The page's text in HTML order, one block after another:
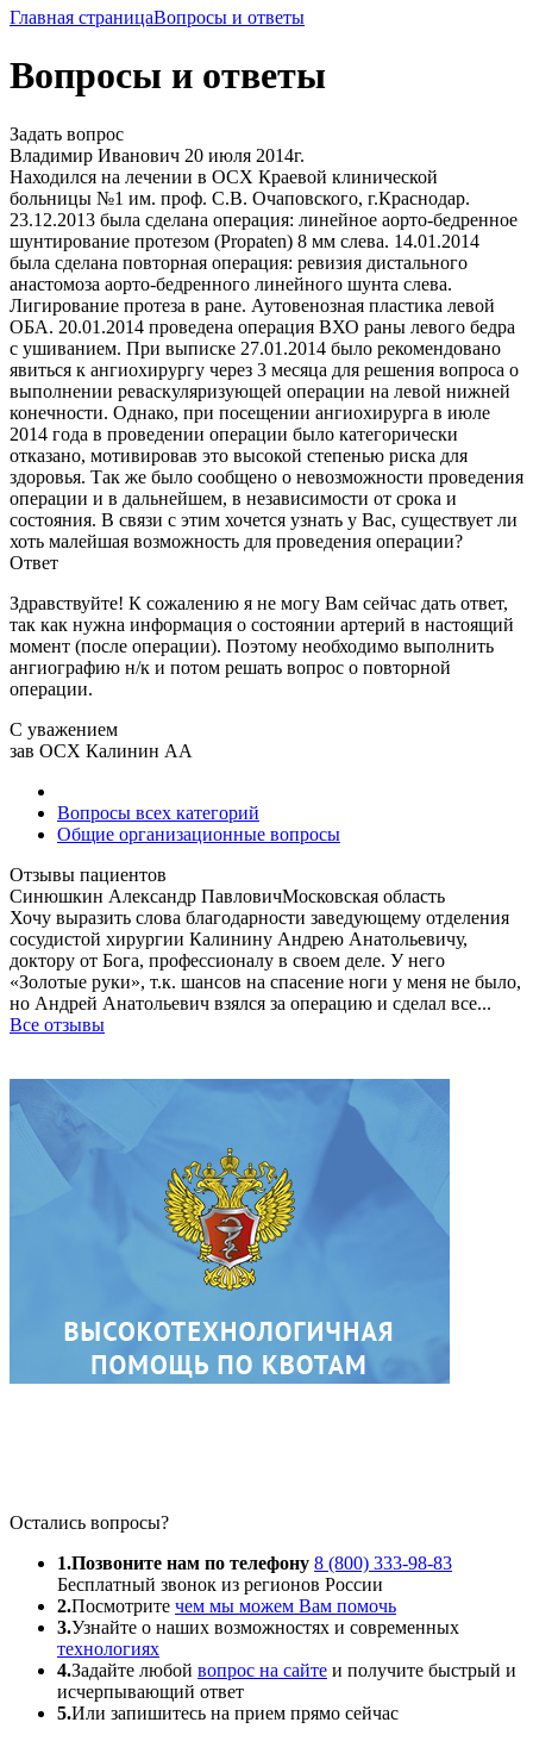
Главная страницаВопросы и ответы
Вопросы и ответы
Задать вопрос
Владимир Иванович 20 июля 2014г.
Находился на лечении в ОСХ Краевой клинической
больницы №1 им. проф. С.В. Очаповского, г.Краснодар.
23.12.2013 была сделана операция: линейное аорто-бедренное
шунтирование протезом (Propaten) 8 мм слева. 14.01.2014
была сделана повторная операция: ревизия дистального
анастомоза аорто-бедренного линейного шунта слева.
Лигирование протеза в ране. Аутовенозная пластика левой
ОБА. 20.01.2014 проведена операция ВХО раны левого бедра
с ушиванием. При выписке 27.01.2014 было рекомендовано
явиться к ангиохирургу через 3 месяца для решения вопроса о
выполнении реваскуляризующей операции на левой нижней
конечности. Однако, при посещении ангиохирурга в июле
2014 года в проведении операции было категорически
отказано, мотивировав это высокой степенью риска для
здоровья. Так же было сообщено о невозможности проведения
операции и в дальнейшем, в независимости от срока и
состояния. В связи с этим хочется узнать у Вас, существует ли
хоть малейшая возможность для проведения операции?
Ответ
Здравствуйте! К сожалению я не могу Вам сейчас дать ответ,
так как нужна информация о состоянии артерий в настоящий
момент (после операции). Поэтому необходимо выполнить
ангиографию н/к и потом решать вопрос о повторной
операции.
С уважением
зав ОСХ Калинин АА
Вопросы всех категорий
Общие организационные вопросы
Отзывы пациентов
Синюшкин Александр ПавловичМосковская область
Хочу выразить слова благодарности заведующему отделения
сосудистой хирургии Калинину Андрею Анатольевичу,
доктору от Бога, профессионалу в своем деле. У него
«Золотые руки», т.к. шансов на спасение ноги у меня не было,
но Андрей Анатольевич взялся за операцию и сделал все...
Все отзывы
Остались вопросы?
1.Позвоните нам по телефону 8 (800) 333-98-83
Бесплатный звонок из регионов России
2.Посмотрите чем мы можем Вам помочь
3.Узнайте о наших возможностях и современных
технологиях
4.Задайте любой вопрос на сайте и получите быстрый и
исчерпывающий ответ
5.Или запишитесь на прием прямо сейчас